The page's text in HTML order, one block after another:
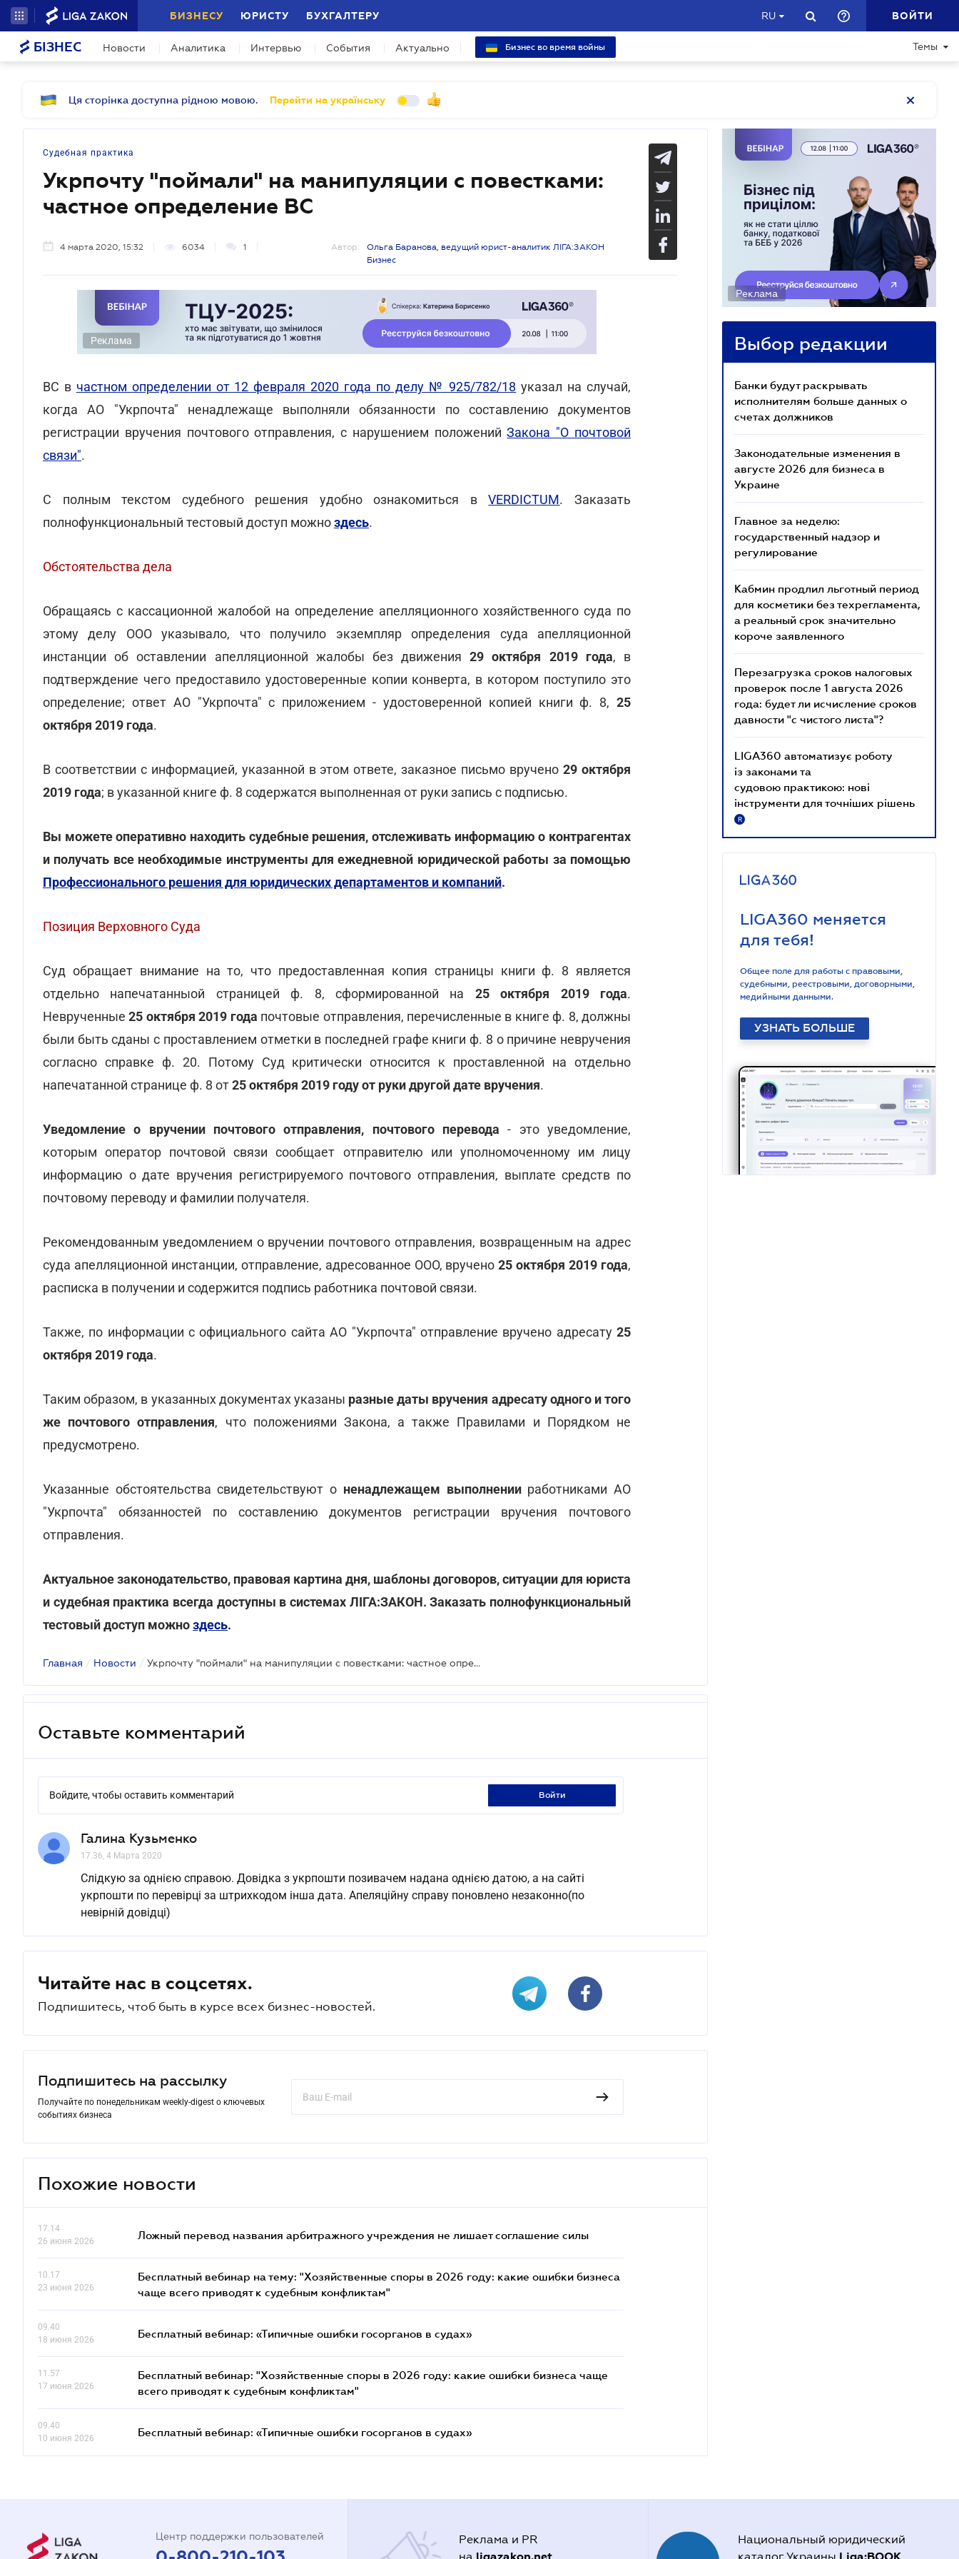
БИЗНЕСУ ЮРИСТУ БУХГАЛТЕРУ RU ВОЙТИ
БІЗНЕС Новости Аналитика Интервью События Актуально Бизнес во время войны Темы
Ця сторінка доступна рідною мовою. Перейти на українську
Судебная практика
Укрпочту "поймали" на манипуляции с повестками:
частное определение ВС
4 марта 2020, 15:32 6034 1 Автор:
Ольга Баранова, ведущий юрист-аналитик ЛІГА:ЗАКОН
Бизнес
Реклама
ВС в частном определении от 12 февраля 2020 года по делу № 925/782/18 указал на случай,
когда АО "Укрпочта" ненадлежаще выполняли обязанности по составлению документов
регистрации вручения почтового отправления, с нарушением положенийЗакона "О почтовой
связи".
С полным текстом судебного решения удобно ознакомиться вVERDICTUM. Заказать
полнофункциональный тестовый доступ можноздесь.
Обстоятельства дела
Обращаясь с кассационной жалобой на определение апелляционного хозяйственного суда по
этому делу ООО указывало, что получило экземпляр определения суда апелляционной
инстанции об оставлении апелляционной жалобы без движения29 октября 2019 года, в
подтверждение чего предоставило удостоверенные копии конверта, в котором поступило это
определение; ответ АО "Укрпочта" с приложением - удостоверенной копией книги ф. 8, 25
октября 2019 года.
В соответствии с информацией, указанной в этом ответе, заказное письмо вручено29 октября
2019 года; в указанной книге ф. 8 содержатся выполненная от руки запись с подписью.
Вы можете оперативно находить судебные решения, отслеживать информацию о контрагентах
и получать все необходимые инструменты для ежедневной юридической работы за помощью
Профессионального решения для юридических департаментов и компаний.
Позиция Верховного Суда
Суд обращает внимание на то, что предоставленная копия страницы книги ф. 8 является
отдельно напечатанныой страницей ф. 8, сформированной на 25 октября 2019 года.
Неврученные25 октября 2019 года почтовые отправления, перечисленные в книге ф. 8, должны
были быть сданы с проставлением отметки в последней графе книги ф. 8 о причине невручения
согласно справке ф. 20. Потому Суд критически относится к проставленной на отдельно
напечатанной странице ф. 8 от25 октября 2019 году от руки другой дате вручения.
Уведомление о вручении почтового отправления, почтового перевода - это уведомление,
которым оператор почтовой связи сообщает отправителю или уполномоченному им лицу
информацию о дате вручения регистрируемого почтового отправления, выплате средств по
почтовому переводу и фамилии получателя.
Рекомендованным уведомлением о вручении почтового отправления, возвращенным на адрес
суда апелляционной инстанции, отправление, адресованное ООО, вручено25 октября 2019 года,
расписка в получении и содержится подпись работника почтовой связи.
Также, по информации с официального сайта АО "Укрпочта" отправление вручено адресату 25
октября 2019 года.
Таким образом, в указанных документах указаны разные даты вручения адресату одного и того
же почтового отправления, что положениями Закона, а также Правилами и Порядком не
предусмотрено.
Указанные обстоятельства свидетельствуют о ненадлежащем выполненииработниками АО
"Укрпочта" обязанностей по составлению документов регистрации вручения почтового
отправления.
Актуальное законодательство, правовая картина дня, шаблоны договоров, ситуации для юриста
и судебная практика всегда доступны в системах ЛІГА:ЗАКОН. Заказать полнофункциональный
тестовый доступ можноздесь.
Главная / Новости / Укрпочту "поймали" на манипуляции с повестками: частное определение ВС
Оставьте комментарий
Войдите, чтобы оставить комментарий войти
Галина Кузьменко
17.36, 4 Марта 2020
Слідкую за однією справою. Довідка з укрпошти позивачем надана однією датою, а на сайті
укрпошти по перевірці за штрихкодом інша дата. Апеляційну справу поновлено незаконно(по
невірній довідці)
Читайте нас в соцсетях.
Подпишитесь, чтоб быть в курсе всех бизнес-новостей.
Подпишитесь на рассылку
Получайте по понедельникам weekly-digest о ключевых
событиях бизнеса
Похожие новости
17.14
26 июня 2026
Ложный перевод названия арбитражного учреждения не лишает соглашение силы
10.17
23 июня 2026
Бесплатный вебинар на тему: "Хозяйственные споры в 2026 году: какие ошибки бизнеса
чаще всего приводят к судебным конфликтам"
09.40
18 июня 2026
Бесплатный вебинар: «Типичные ошибки госорганов в судах»
11.57
17 июня 2026
Бесплатный вебинар: "Хозяйственные споры в 2026 году: какие ошибки бизнеса чаще
всего приводят к судебным конфликтам"
09.40
10 июня 2026
Бесплатный вебинар: «Типичные ошибки госорганов в судах»
Реклама
Выбор редакции
Банки будут раскрывать
исполнителям больше данных о
счетах должников
Законодательные изменения в
августе 2026 для бизнеса в
Украине
Главное за неделю:
государственный надзор и
регулирование
Кабмин продлил льготный период
для косметики без техрегламента,
а реальный срок значительно
короче заявленного
Перезагрузка сроков налоговых
проверок после 1 августа 2026
года: будет ли исчисление сроков
давности "с чистого листа"?
LIGA360 автоматизує роботу
із законами та
судовою практикою: нові
інструменти для точніших рішень
R
LIGA360 меняется
для тебя!
Общее поле для работы с правовыми,
судебными, реестровыми, договорными,
медийными данными.
УЗНАТЬ БОЛЬШЕ
Центр поддержки пользователей
Реклама и PR
на
Национальный юридический
каталог Украины